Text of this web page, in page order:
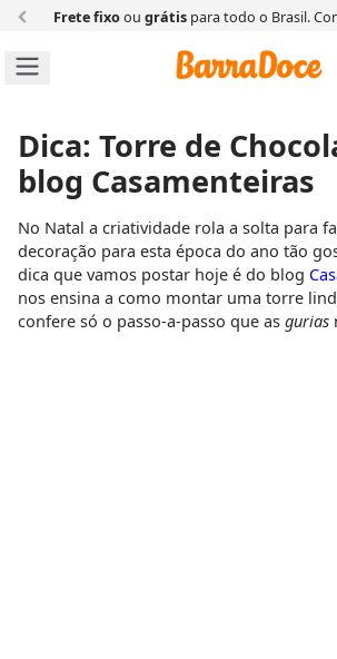
Frete fixoou grátispara todo o Brasil.
Dica: Torre de
blog Casamenteiras
No Natal a criatividade rola a solta para
decoração para esta época do ano tão
dica que vamos postar hoje é do blog
nos ensina a como montar uma torre
confere só o passo-a-passo que as gurias